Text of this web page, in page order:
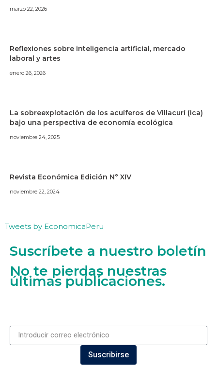
marzo 22, 2026
Reflexiones sobre inteligencia artificial, mercado
laboral y artes
enero 26, 2026
La sobreexplotación de los acuíferos de Villacurí (Ica)
bajo una perspectiva de economía ecológica
noviembre 24, 2025
Revista Económica Edición N° XIV
noviembre 22, 2024
Tweets by EconomicaPeru
Suscríbete a nuestro boletín
No te pierdas nuestras
últimas publicaciones.
Suscribirse